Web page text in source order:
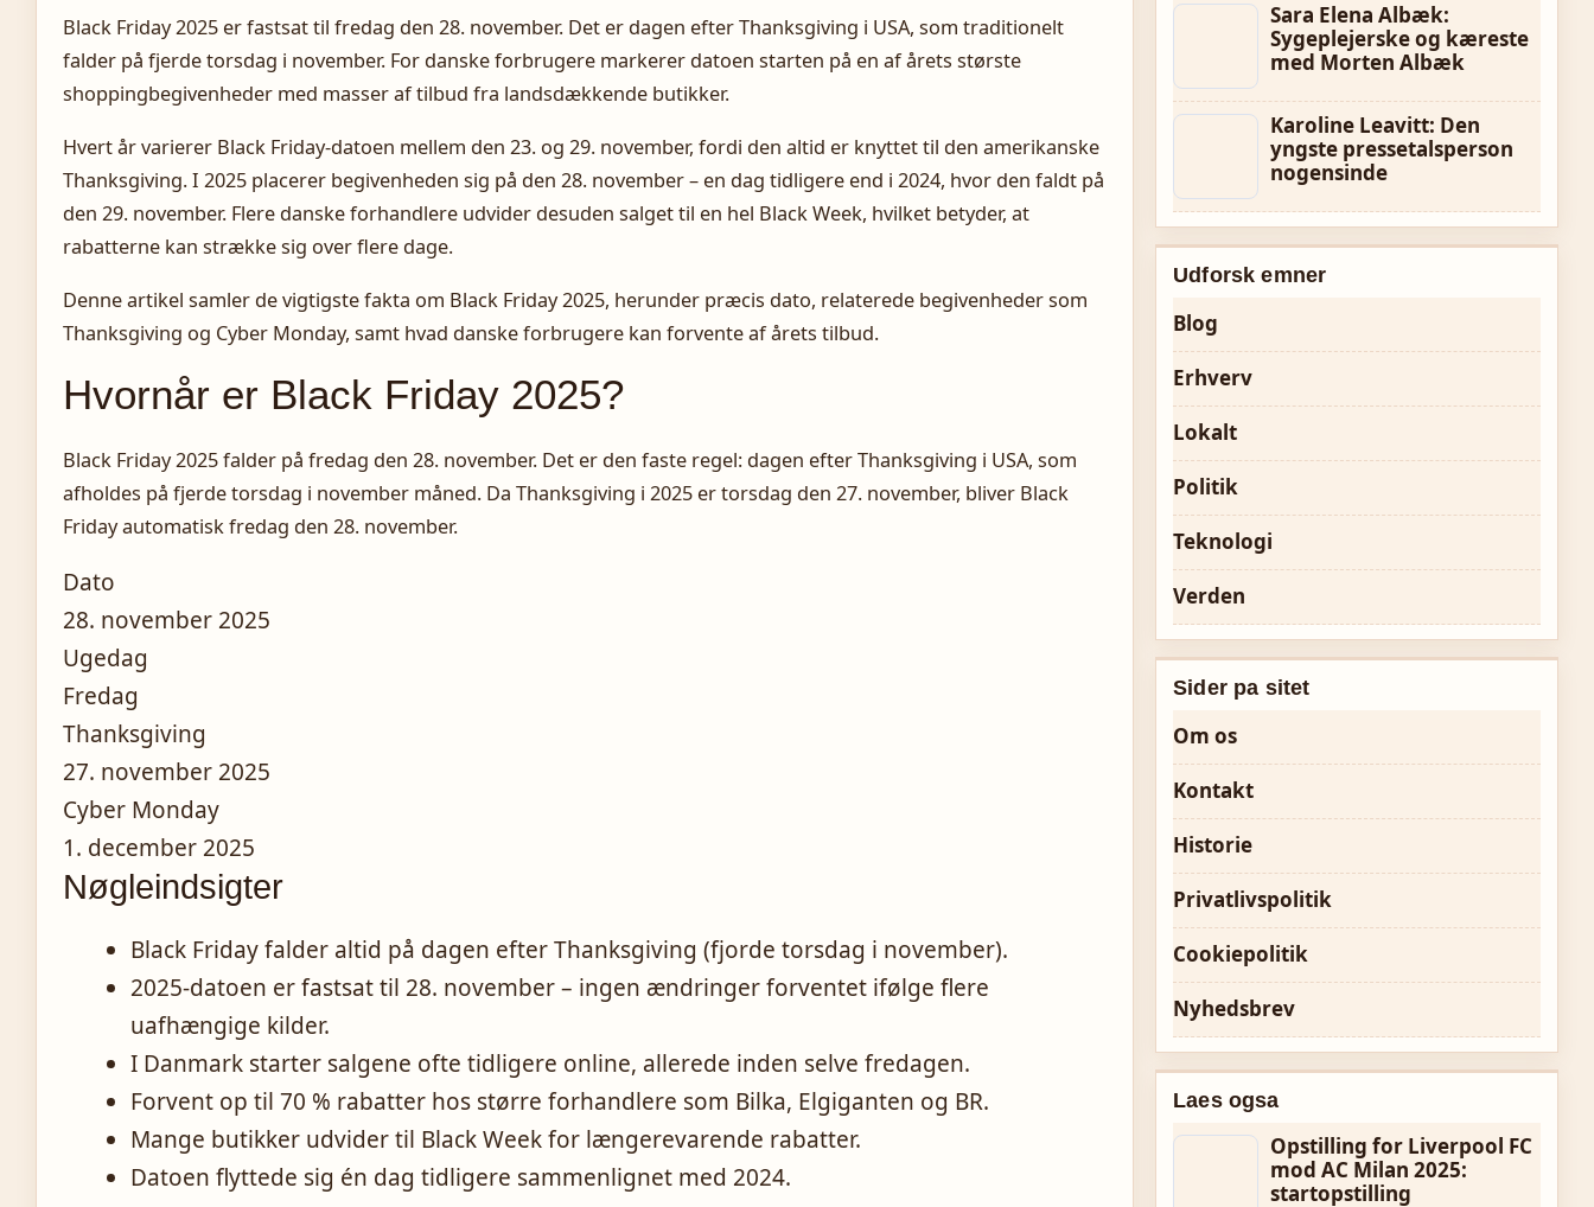
Black Friday 2025 er fastsat til fredag den 28. november. Det er dagen efter Thanksgiving i USA, som traditionelt
falder på fjerde torsdag i november. For danske forbrugere markerer datoen starten på en af årets største
shoppingbegivenheder med masser af tilbud fra landsdækkende butikker.
Hvert år varierer Black Friday-datoen mellem den 23. og 29. november, fordi den altid er knyttet til den amerikanske
Thanksgiving. I 2025 placerer begivenheden sig på den 28. november – en dag tidligere end i 2024, hvor den faldt på
den 29. november. Flere danske forhandlere udvider desuden salget til en hel Black Week, hvilket betyder, at
rabatterne kan strække sig over flere dage.
Denne artikel samler de vigtigste fakta om Black Friday 2025, herunder præcis dato, relaterede begivenheder som
Thanksgiving og Cyber Monday, samt hvad danske forbrugere kan forvente af årets tilbud.
Hvornår er Black Friday 2025?
Black Friday 2025 falder på fredag den 28. november. Det er den faste regel: dagen efter Thanksgiving i USA, som
afholdes på fjerde torsdag i november måned. Da Thanksgiving i 2025 er torsdag den 27. november, bliver Black
Friday automatisk fredag den 28. november.
Dato
28. november 2025
Ugedag
Fredag
Thanksgiving
27. november 2025
Cyber Monday
1. december 2025
Nøgleindsigter
Black Friday falder altid på dagen efter Thanksgiving (fjorde torsdag i november).
2025-datoen er fastsat til 28. november – ingen ændringer forventet ifølge flere
uafhængige kilder.
I Danmark starter salgene ofte tidligere online, allerede inden selve fredagen.
Forvent op til 70 % rabatter hos større forhandlere som Bilka, Elgiganten og BR.
Mange butikker udvider til Black Week for længerevarende rabatter.
Datoen flyttede sig én dag tidligere sammenlignet med 2024.
Sara Elena Albæk:
Sygeplejerske og kæreste
med Morten Albæk
Karoline Leavitt: Den
yngste pressetalsperson
nogensinde
Udforsk emner
Blog
Erhverv
Lokalt
Politik
Teknologi
Verden
Sider pa sitet
Om os
Kontakt
Historie
Privatlivspolitik
Cookiepolitik
Nyhedsbrev
Laes ogsa
Opstilling for Liverpool FC
mod AC Milan 2025:
startopstilling